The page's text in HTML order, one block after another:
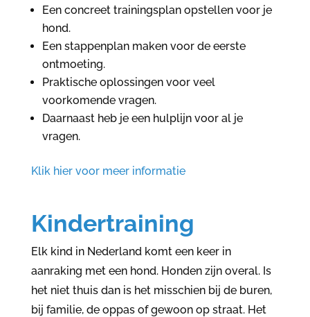
Een concreet trainingsplan opstellen voor je
hond.
Een stappenplan maken voor de eerste
ontmoeting.
Praktische oplossingen voor veel
voorkomende vragen.
Daarnaast heb je een hulplijn voor al je
vragen.
Klik hier voor meer informatie
Kindertraining
Elk kind in Nederland komt een keer in
aanraking met een hond. Honden zijn overal. Is
het niet thuis dan is het misschien bij de buren,
bij familie, de oppas of gewoon op straat. Het